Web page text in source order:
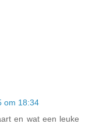
om 18:34
en wat een leuke